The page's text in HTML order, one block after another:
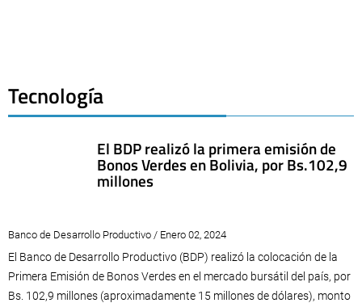
Tecnología
El BDP realizó la primera emisión de
Bonos Verdes en Bolivia, por Bs.102,9
millones
Banco de Desarrollo Productivo / Enero 02, 2024
El Banco de Desarrollo Productivo (BDP) realizó la colocación de la
Primera Emisión de Bonos Verdes en el mercado bursátil del país, por
Bs. 102,9 millones (aproximadamente 15 millones de dólares), monto